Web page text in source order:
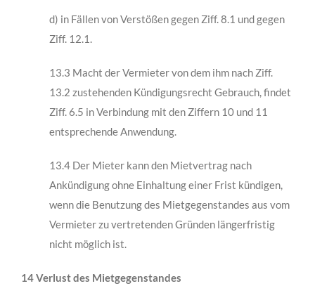
d) in Fällen von Verstößen gegen Ziff. 8.1 und gegen
Ziff. 12.1.
13.3 Macht der Vermieter von dem ihm nach Ziff.
13.2 zustehenden Kündigungsrecht Ge­brauch, findet
Ziff. 6.5 in Verbindung mit den Ziffern 10 und 11
entsprechende Anwen­dung.
13.4 Der Mieter kann den Mietvertrag nach
Ankündigung ohne Einhaltung einer Frist kündigen,
wenn die Benutzung des Mietgegenstandes aus vom
Vermieter zu vertretenden Gründen längerfristig
nicht möglich ist.
14 Verlust des Mietgegenstandes